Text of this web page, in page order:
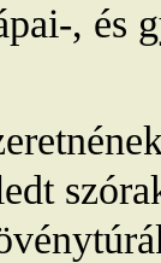
, és